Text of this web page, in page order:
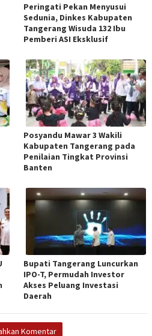
Peringati Pekan Menyusui
Sedunia, Dinkes Kabupaten
Tangerang Wisuda 132 Ibu
Pemberi ASI Eksklusif
Posyandu Mawar 3 Wakili
Kabupaten Tangerang pada
Penilaian Tingkat Provinsi
Banten
Bupati Tangerang Luncurkan
IPO-T, Permudah Investor
Akses Peluang Investasi
Daerah
Komentar